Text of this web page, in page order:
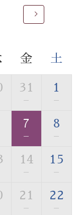
身も心も癒され
素材の畳を使
畳のお風呂で
ざいます。 予め
金 土
31
—
1
—
7
—
8
—
14
—
15
—
21
—
22
—